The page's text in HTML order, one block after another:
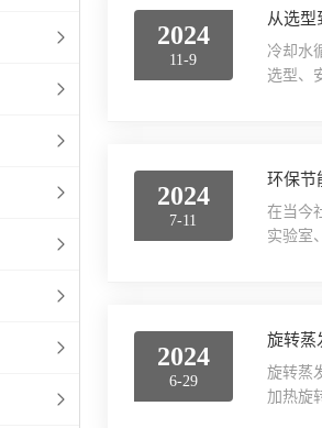
2024
11-9
从选
冷却水
选型、
2024
7-11
环保节
在当今
实验室
2024
6-29
旋转蒸
旋转蒸
加热旋